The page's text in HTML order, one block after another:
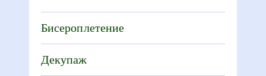
Бисероплетение
Декупаж